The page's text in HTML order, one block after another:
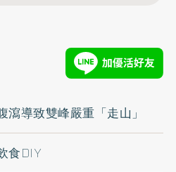
導致雙峰嚴重「走山」
食DIY